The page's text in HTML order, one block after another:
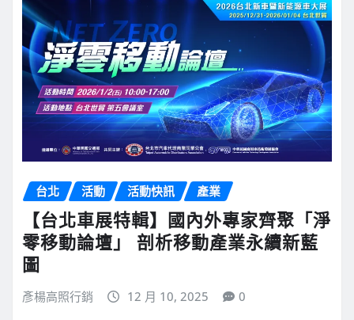
台北 活動 活動快訊 產業
【台北車展特輯】國內外專家齊聚「淨
零移動論壇」 剖析移動產業永續新藍
圖
彥楊高照行銷 12 月 10, 2025 0